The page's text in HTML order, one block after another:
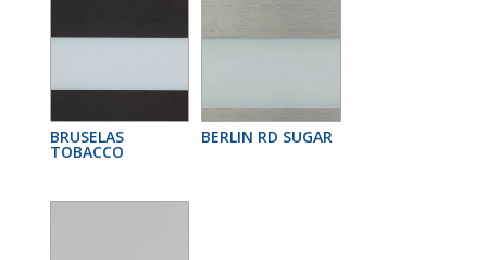
BRUSELAS
TOBACCO
BERLIN RD SUGAR